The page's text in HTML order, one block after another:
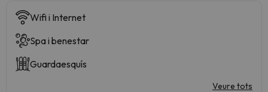
Wifi i Internet
Spa i benestar
Guardaesquís
Veure tots